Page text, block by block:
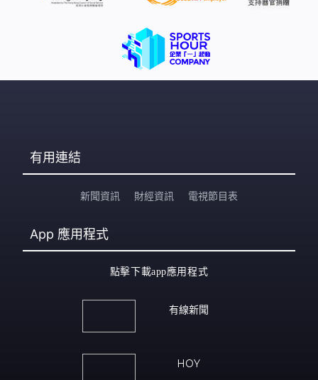
有用連結
新聞資訊 財經資訊 電視節目表
App 應用程式
點擊下載app應用程式
有線新聞
HOY